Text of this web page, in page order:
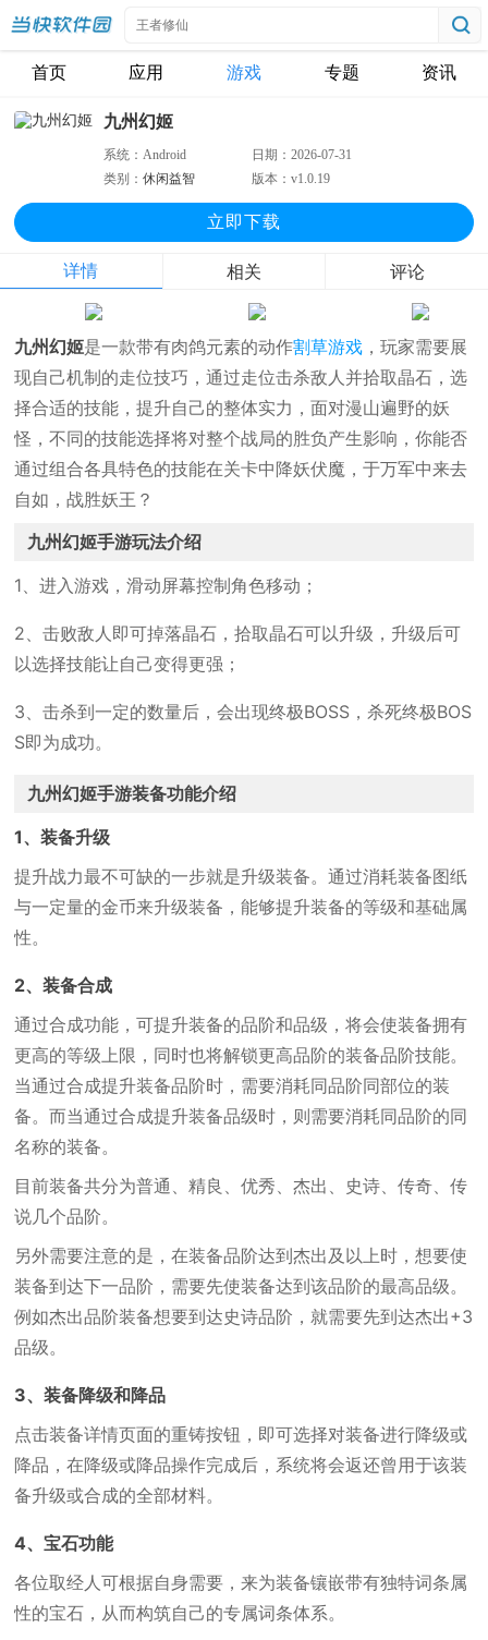
首页 应用 游戏 专题 资讯
九州幻姬
系统：Android 日期：2026-07-31
类别：休闲益智 版本：v1.0.19
立即下载
详情 相关 评论
九州幻姬是一款带有肉鸽元素的动作割草游戏 ，玩家需要展
现自己机制的走位技巧，通过走位击杀敌人并拾取晶石，选
择合适的技能，提升自己的整体实力，面对漫山遍野的妖
怪，不同的技能选择将对整个战局的胜负产生影响，你能否
通过组合各具特色的技能在关卡中降妖伏魔，于万军中来去
自如，战胜妖王？
九州幻姬手游玩法介绍
1、进入游戏，滑动屏幕控制角色移动；
2、击败敌人即可掉落晶石，拾取晶石可以升级，升级后可
以选择技能让自己变得更强；
3、击杀到一定的数量后，会出现终极BOSS，杀死终极BOS
S即为成功。
九州幻姬手游装备功能介绍
1、装备升级
提升战力最不可缺的一步就是升级装备。通过消耗装备图纸
与一定量的金币来升级装备，能够提升装备的等级和基础属
性。
2、装备合成
通过合成功能，可提升装备的品阶和品级，将会使装备拥有
更高的等级上限，同时也将解锁更高品阶的装备品阶技能。
当通过合成提升装备品阶时，需要消耗同品阶同部位的装
备。而当通过合成提升装备品级时，则需要消耗同品阶的同
名称的装备。
目前装备共分为普通、精良、优秀、杰出、史诗、传奇、传
说几个品阶。
另外需要注意的是，在装备品阶达到杰出及以上时，想要使
装备到达下一品阶，需要先使装备达到该品阶的最高品级。
例如杰出品阶装备想要到达史诗品阶，就需要先到达杰出+3
品级。
3、装备降级和降品
点击装备详情页面的重铸按钮，即可选择对装备进行降级或
降品，在降级或降品操作完成后，系统将会返还曾用于该装
备升级或合成的全部材料。
4、宝石功能
各位取经人可根据自身需要，来为装备镶嵌带有独特词条属
性的宝石，从而构筑自己的专属词条体系。